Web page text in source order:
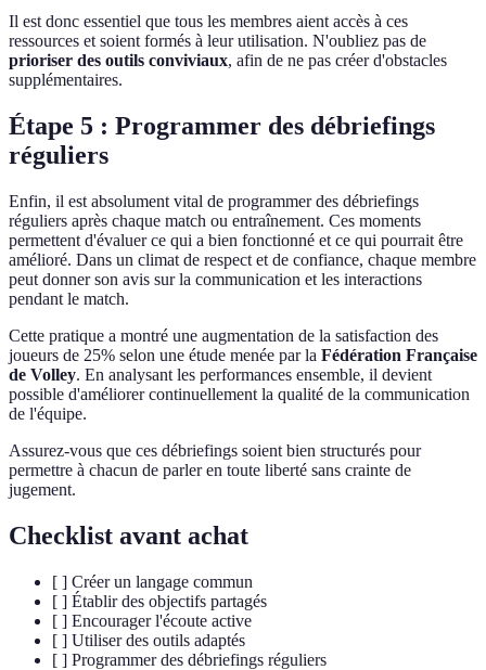
Il est donc essentiel que tous les membres aient accès à ces
ressources et soient formés à leur utilisation. N'oubliez pas de
prioriser des outils conviviaux, afin de ne pas créer d'obstacles
supplémentaires.
Étape 5 : Programmer des débriefings
réguliers
Enfin, il est absolument vital de programmer des débriefings
réguliers après chaque match ou entraînement. Ces moments
permettent d'évaluer ce qui a bien fonctionné et ce qui pourrait être
amélioré. Dans un climat de respect et de confiance, chaque membre
peut donner son avis sur la communication et les interactions
pendant le match.
Cette pratique a montré une augmentation de la satisfaction des
joueurs de 25% selon une étude menée par la Fédération Française
de Volley. En analysant les performances ensemble, il devient
possible d'améliorer continuellement la qualité de la communication
de l'équipe.
Assurez-vous que ces débriefings soient bien structurés pour
permettre à chacun de parler en toute liberté sans crainte de
jugement.
Checklist avant achat
[ ] Créer un langage commun
[ ] Établir des objectifs partagés
[ ] Encourager l'écoute active
[ ] Utiliser des outils adaptés
[ ] Programmer des débriefings réguliers